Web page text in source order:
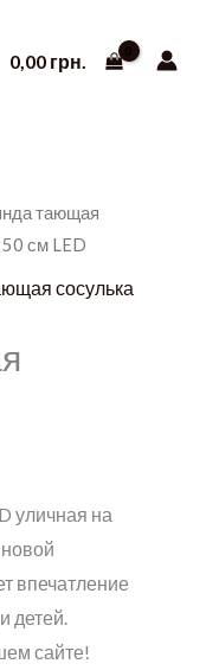
0,00 грн.
тающая
см LED
сосулька
уличная на
впечатление
детей.
сайте!